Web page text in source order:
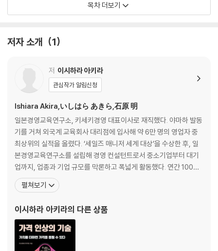
제2장 손님에게 모든 정보를 알려 줘라
3. 고객과 의사소통을 하는 방법은 크게 두 가지다
5. 단 한 번에 대량의 정보를 제공한다
6. 정기적으로 소량의 정보를 제공한다
7. 조직적으로 ‘고객화 전략’을 실시한다
8. 상품 사용자들에게 상품에 대한 평가를 부지런히 수집하라
제3장 고객화 전략 1단계
고객 모집은 회사의 생명줄이다
1. 고객 모집을 위한 시스템을 구축한다
2. 소극적으로 고객을 모집하면 한계에 이른다
4. 가망 고객이 얼마나 필요한지 생각하라
6. 고객 모집은 판매가 아니다
7. 고객 모집 정보는 ‘고객화’까지 고려해 일관되게 제공한다
8. 문자량이 많은 전단지가 이긴다
9. 가망 고객을 모집할 수 있도록 반드시 연락처를 실어라
목차 더보기
저자 소개 1
저 이시하라 아키라
관심작가 알림신청
Ishiara Akira,いしはら あきら,石原 明
일본경영교육연구소, 키세키경영 대표이사로 재직했다. 야마하 발동
기를 거쳐 외국계 교육회사 대리점에 입사해 약 6만 명의 영업자 중
최상위의 실적을 올렸다. ‘세일즈 매니저 세계 대상’을 수상한 후, 일
본경영교육연구소를 설립해 경영 컨설턴트로서 중소기업부터 대기
업까지, 업종과 기업 규모를 막론하고 폭넓게 활동했다. 연간 100회
이상 강연을 했으며, 사업 구상 능력과 마케팅 능력을 계발하고 육성
하는 ‘고수익 TOP 3% 클럽’을 이끌어 일본 전국에서 4,500개 이상
트 〈이시하라 아키라의 경영 힌트 +(플러스)〉는 누
펼쳐보기
이시하라 아키라의 다른 상품